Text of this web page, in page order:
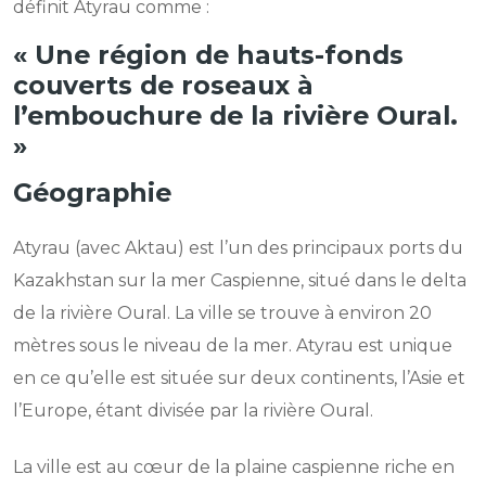
définit Atyrau comme :
« Une région de hauts-fonds
couverts de roseaux à
l’embouchure de la rivière Oural.
»
Géographie
Atyrau (avec Aktau) est l’un des principaux ports du
Kazakhstan sur la mer Caspienne, situé dans le delta
de la rivière Oural. La ville se trouve à environ 20
mètres sous le niveau de la mer. Atyrau est unique
en ce qu’elle est située sur deux continents, l’Asie et
l’Europe, étant divisée par la rivière Oural.
La ville est au cœur de la plaine caspienne riche en